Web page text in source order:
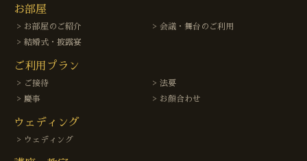
お部屋
お部屋のご紹介
会議・舞台のご利用
結婚式・披露宴
ご利用プラン
ご接待
法要
慶事
お顔合わせ
ウェディング
ウェディング